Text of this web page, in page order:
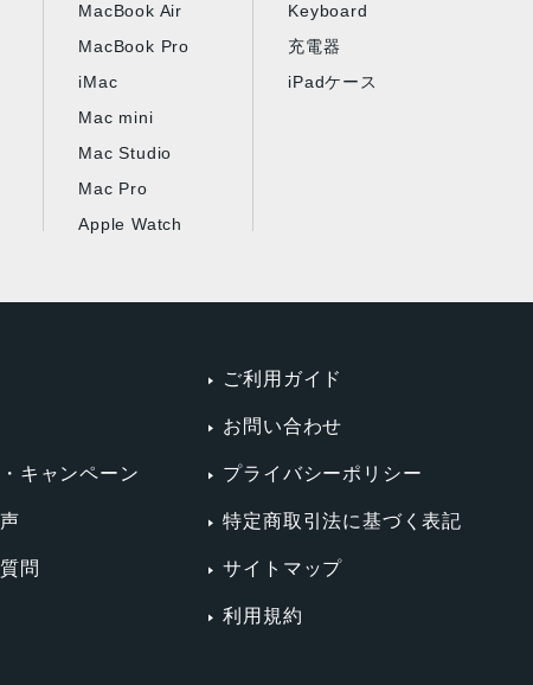
MacBook Air
MacBook Pro
iMac
Mac mini
Mac Studio
Mac Pro
Apple Watch
Keyboard
充電器
iPadケース
キャンペーン
問
ご利用ガイド
お問い合わせ
プライバシーポリシー
特定商取引法に基づく表記
サイトマップ
利用規約